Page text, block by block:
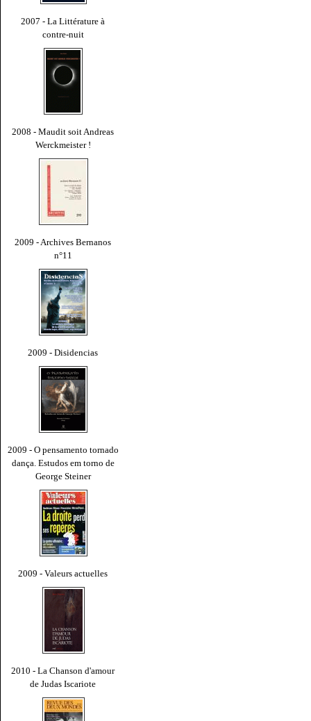
2007 - La Littérature à
contre-nuit
2008 - Maudit soit Andreas
Werckmeister !
2009 - Archives Bernanos
n°11
2009 - Disidencias
2009 - O pensamento tornado
dança. Estudos em torno de
George Steiner
2009 - Valeurs actuelles
2010 - La Chanson d'amour
de Judas Iscariote